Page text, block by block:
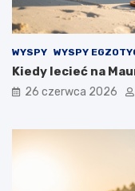
WYSPY WYSPY
Kiedy lecieć na
26 czerwca 2026